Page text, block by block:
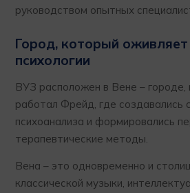
руководством опытных
Город, который
психологии
ВУЗ расположен в Вене – городе,
работал Фрейд, где создавались
психоанализа и формировались
терапевтические методы.
Вена – это одновременно и
классической музыки,